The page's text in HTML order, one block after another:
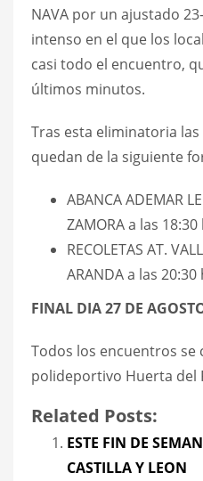
NAVA por un ajustado
intenso en el que los
casi todo el encuentro,
últimos minutos.
Tras esta eliminatoria
quedan de la siguiente
ABANCA ADEMAR
ZAMORA a las
RECOLETAS AT.
ARANDA a las
FINAL DIA 27 DE
Todos los encuentros se
polideportivo Huerta del
Related Posts:
ESTE FIN DE
CASTILLA Y LEON